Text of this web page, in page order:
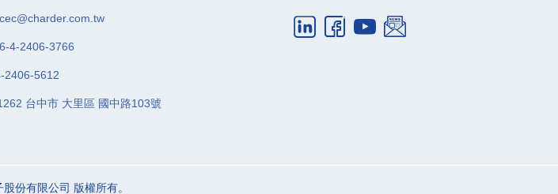
4-2406-3766
2406-5612
台中市 大里區 國中路103號
股份有限公司 版權所有。